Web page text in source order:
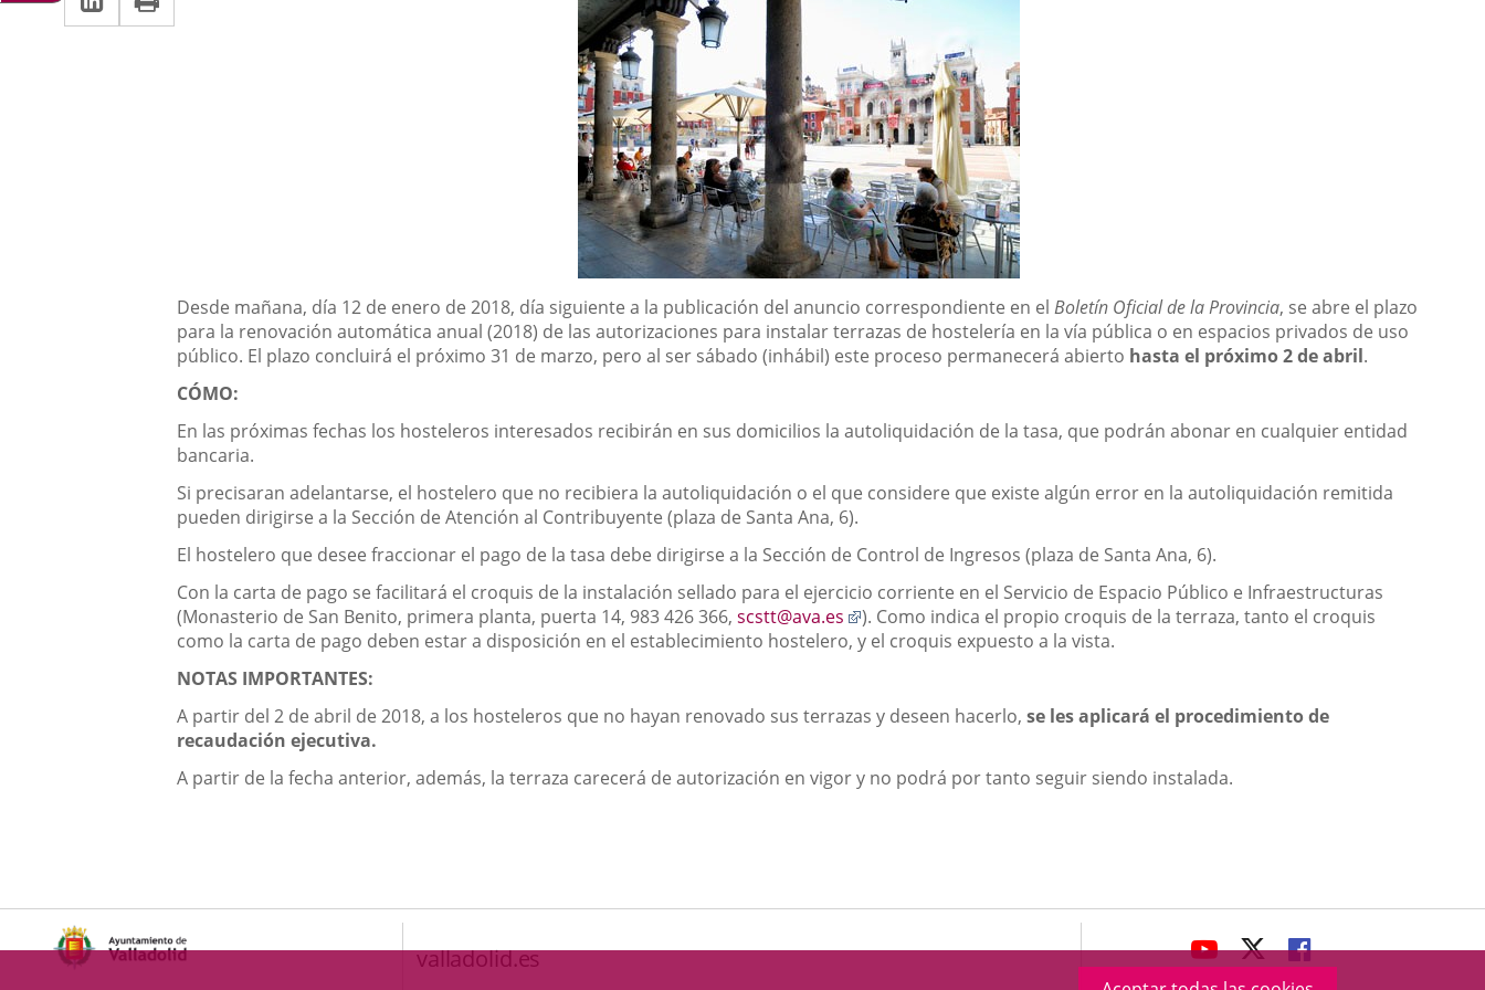
aplicación
a
Descripción
Desde mañana, día 12 de enero de 2018, día siguiente a la publicación del anuncio correspondiente en elBoletín Oficial de la Provincia, se abre el plazo
para la renovación automática anual (2018) de las autorizaciones para instalar terrazas de hostelería en la vía pública o en espacios privados de uso
público. El plazo concluirá el próximo 31 de marzo, pero al ser sábado (inhábil) este proceso permanecerá abierto hasta el próximo 2 de abril.
CÓMO:
En las próximas fechas los hosteleros interesados recibirán en sus domicilios la autoliquidación de la tasa, que podrán abonar en cualquier entidad
bancaria.
Si precisaran adelantarse, el hostelero que no recibiera la autoliquidación o el que considere que existe algún error en la autoliquidación remitida
pueden dirigirse a la Sección de Atención al Contribuyente (plaza de Santa Ana, 6).
El hostelero que desee fraccionar el pago de la tasa debe dirigirse a la Sección de Control de Ingresos (plaza de Santa Ana, 6).
Con la carta de pago se facilitará el croquis de la instalación sellado para el ejercicio corriente en el Servicio de Espacio Público e Infraestructuras
(Monasterio de San Benito, primera planta, puerta 14, 983 426 366,scstt@ava.es
Enlace
a
externa.
). Como indica el propio croquis de la terraza, tanto el croquis
como la carta de pago deben estar a disposición en el establecimiento hostelero, y el croquis expuesto a la vista.
NOTAS IMPORTANTES:
A partir del 2 de abril de 2018, a los hosteleros que no hayan renovado sus terrazas y deseen hacerlo,se les aplicará el procedimiento de
recaudación ejecutiva.
A partir de la fecha anterior, además, la terraza carecerá de autorización en vigor y no podrá por tanto seguir siendo instalada.
valladolid.es avaHeaderSocial
ENLACE
A
ENLACE
A
ENLACE
A